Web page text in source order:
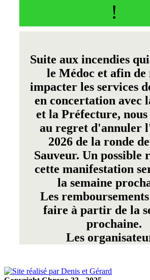
!
Suite aux incendies
le Médoc et afin de
impacter les services
en concertation avec
et la Préfecture, nous
au regret d'annuler
2026 de la ronde
Sauveur. Un possible
cette manifestation
la semaine
Les
faire à partir de la
prochaine.
Les